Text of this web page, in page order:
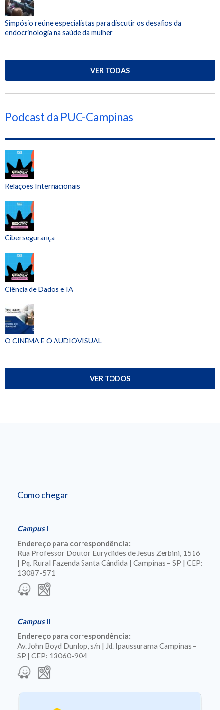
Simpósio reúne especialistas para discutir os desafios da
endocrinologia na saúde da mulher
VER TODAS
Podcast da PUC-Campinas
Relações Internacionais
Cibersegurança
Ciência de Dados e IA
O CINEMA E O AUDIOVISUAL
VER TODOS
Como chegar
CampusI
Endereço para correspondência:
Rua Professor Doutor Euryclides de Jesus Zerbini, 1516
| Pq. Rural Fazenda Santa Cândida | Campinas – SP | CEP:
13087-571
CampusII
Endereço para correspondência:
Av. John Boyd Dunlop, s/n | Jd. Ipaussurama Campinas –
SP | CEP: 13060-904